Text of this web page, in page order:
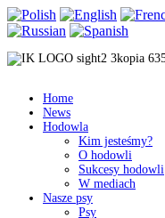
Home
News
Hodowla
Kim jesteśmy?
O hodowli
Sukcesy hodowli
W mediach
Nasze psy
Psy